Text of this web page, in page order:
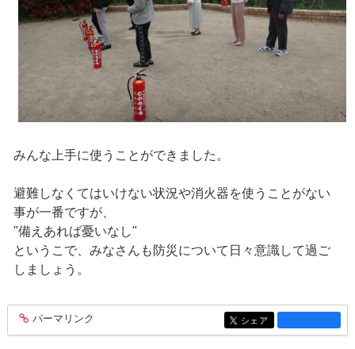
みんな上手に使うことができました。
避難しなくてはいけない状況や消火器を使うことがない
事が一番ですが、
"備えあれば憂いなし"
というこで、みなさんも防災について日々意識して過ご
しましょう。
entry1156
パーマリンク entry1156
シェア